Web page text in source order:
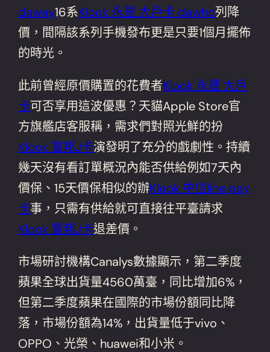
daway16系Klook 永豐 大戶卡 dawho列降
價，間隔該系列手機發布更是只要1個月擺佈
的時光。
此前曾經原價購置的花費者Klook 永豐 大戶
卡可否享用這波優惠？天貓Apple Store官
方旗艦店客服稱，需求們對照光鮮的扮
Klook 富邦J卡演發明了充分的戲劇性。持續
幾天沒有看訂單概況內能否供給例如7天內
價保、15天價保相似的辦Klook 中信line pay
卡事，只需有供給就可直接往平臺請求
Klook 富邦J卡退差價。
市場研討機構Canalys數據顯示，第二季度
蘋果全球出貨量4560萬臺，同比增加6%，
但第二季度蘋果在國際的市場份額同比降
落，市場份額為14%，出貨量低于vivo、
OPPO、光榮、huawei和小米。